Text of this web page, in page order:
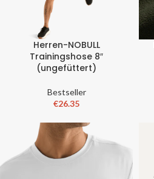
Herren-NOBULL
Trainingshose 8″
(ungefüttert)
Bestseller
€26.35